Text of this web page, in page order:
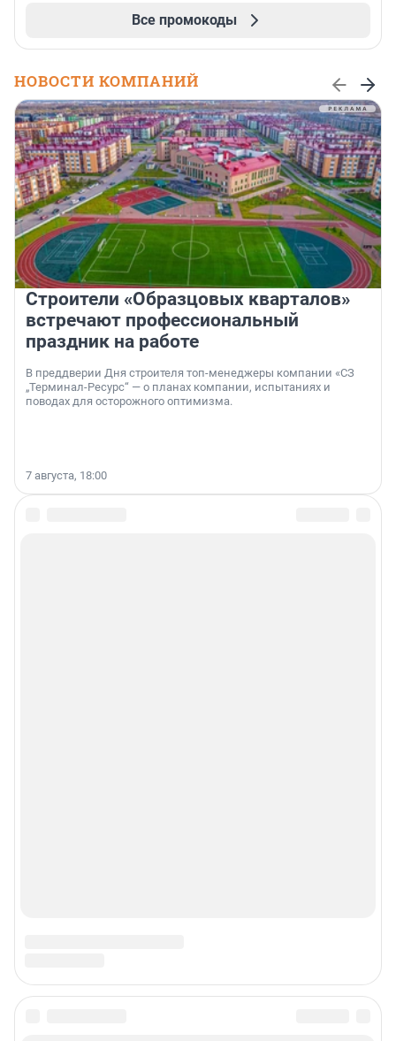
Все промокоды
НОВОСТИ КОМПАНИЙ
Строители «Образцовых кварталов»
встречают профессиональный
праздник на работе
В преддверии Дня строителя топ-менеджеры компании «СЗ
„Терминал-Ресурс“ — о планах компании, испытаниях и
поводах для осторожного оптимизма.
7 августа, 18:00